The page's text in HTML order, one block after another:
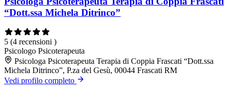
“Dott.ssa Michela Ditrinco”
5 (4 recensioni )
Psicologo Psicoterapeuta
Psicologa Psicoterapeuta Terapia di Coppia Frascati “Dott.ssa
Michela Ditrinco”, P.za del Gesù, 00044 Frascati RM
Vedi profilo completo